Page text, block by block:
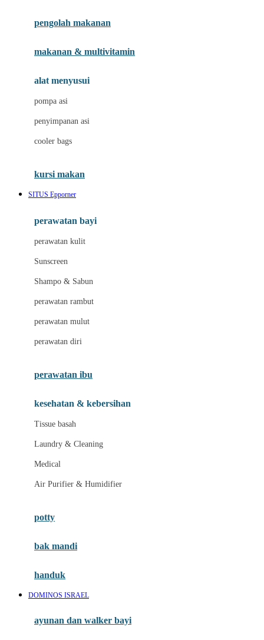
Joolz
Leclerc
Lee Vierra
Lillebaby
Little Bird Told Me
Little Miss Janis
London Taxi
Love To Dream
M
Magformers
Mamaway
Maxi Cosi
Megabloks
Micro
MiDeer
Moby
My Buddy Tag
pengolah makanan
makanan & multivitamin
alat menyusui
pompa asi
penyimpanan asi
cooler bags
kursi makan
SITUS Epporner
perawatan bayi
perawatan kulit
Sunscreen
Shampo & Sabun
perawatan rambut
perawatan mulut
perawatan diri
perawatan ibu
kesehatan & kebersihan
Tissue basah
Laundry & Cleaning
Medical
Air Purifier & Humidifier
potty
bak mandi
handuk
DOMINOS ISRAEL
ayunan dan walker bayi